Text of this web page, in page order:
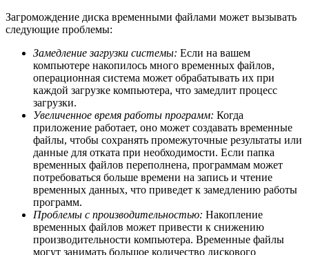
Загромождение диска временными файлами может вызывать
следующие проблемы:
Замедление загрузки системы: Если на вашем
компьютере накопилось много временных файлов,
операционная система может обрабатывать их при
каждой загрузке компьютера, что замедлит процесс
загрузки.
Увеличенное время работы программ: Когда
приложение работает, оно может создавать временные
файлы, чтобы сохранять промежуточные результаты или
данные для отката при необходимости. Если папка
временных файлов переполнена, программам может
потребоваться больше времени на запись и чтение
временных данных, что приведет к замедлению работы
программ.
Проблемы с производительностью: Накопление
временных файлов может привести к снижению
производительности компьютера. Временные файлы
могут занимать большое количество дискового